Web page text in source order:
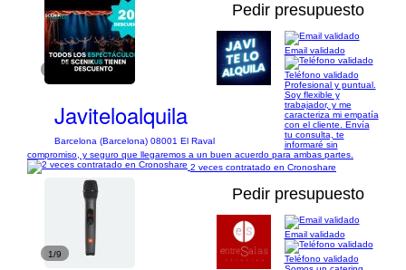
Pedir presupuesto
Javiteloalquila
Barcelona (Barcelona) 08001 El Raval
Email validado
Teléfono validado
Profesional y puntual.
Soy flexible y
trabajador, y me
caracteriza mi empatía
con el cliente. Envía
tu consulta, te
informaré sin
compromiso, y seguro que llegaremos a un buen acuerdo para ambas partes.
2 veces contratado en Cronoshare
1/9
Pedir presupuesto
Email validado
Teléfono validado